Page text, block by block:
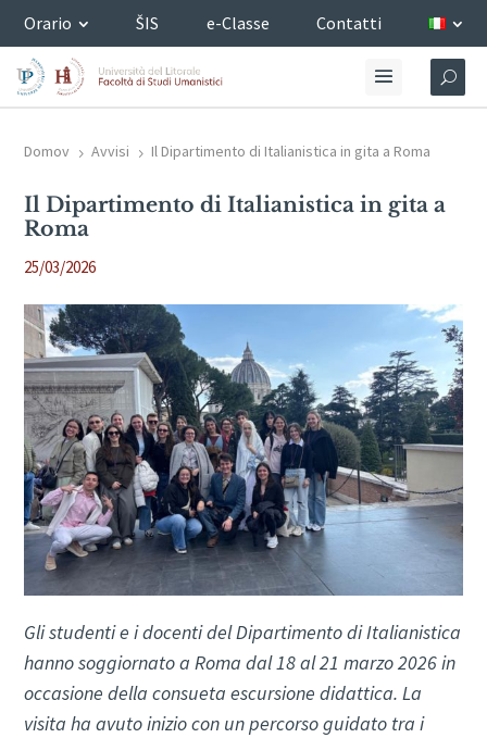
Orario ŠIS e-Classe Contatti
Domov 5 Avvisi 5 Il Dipartimento di Italianistica in gita a Roma
Il Dipartimento di Italianistica in gita a
Roma
25/03/2026
Gli studenti e i docenti del Dipartimento di Italianistica
hanno soggiornato a Roma dal 18 al 21 marzo 2026 in
occasione della consueta escursione didattica. La
visita ha avuto inizio con un percorso guidato tra i